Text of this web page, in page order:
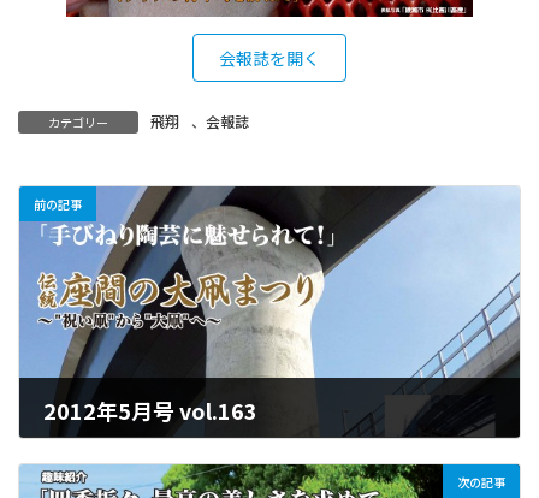
会報誌を開く
カテゴリー 飛翔 、 会報誌
前の記事
2012年5月号 vol.163
2025年6月17日
次の記事